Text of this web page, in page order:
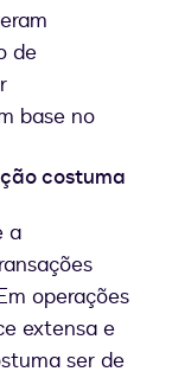
de
base no
costuma
a
operações
extensa e
ser de